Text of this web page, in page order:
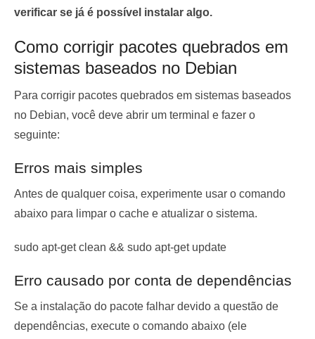
verificar se já é possível instalar algo.
Como corrigir pacotes quebrados em
sistemas baseados no Debian
Para corrigir pacotes quebrados em sistemas baseados
no Debian, você deve abrir um terminal e fazer o
seguinte:
Erros mais simples
Antes de qualquer coisa, experimente usar o comando
abaixo para limpar o cache e atualizar o sistema.
sudo apt-get clean && sudo apt-get update
Erro causado por conta de dependências
Se a instalação do pacote falhar devido a questão de
dependências, execute o comando abaixo (ele